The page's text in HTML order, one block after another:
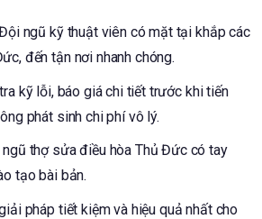
ngũ kỹ thuật viên có mặt tại khắp các
đến tận nơi nhanh chóng.
kỹ lỗi, báo giá chi tiết trước khi tiến
phát sinh chi phí vô lý.
thợ sửa điều hòa Thủ Đức có tay
tạo bài bản.
pháp tiết kiệm và hiệu quả nhất cho